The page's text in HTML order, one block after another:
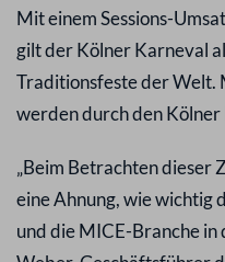
Mit einem Sessions-
gilt der Kölner Karneval
Traditionsfeste der Welt.
werden durch den
„Beim Betrachten dieser
eine Ahnung, wie wichtig
und die MICE-Branche in